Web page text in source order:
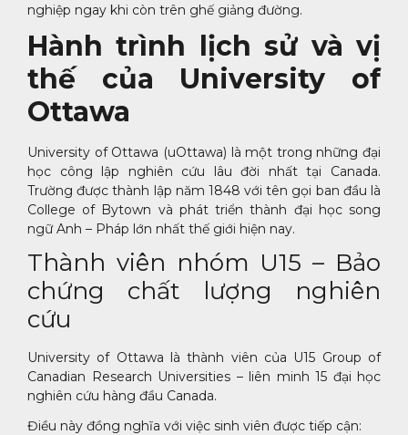
nghiệp ngay khi còn trên ghế giảng đường.
Hành trình lịch sử và vị
thế của University of
Ottawa
University of Ottawa (uOttawa) là một trong những đại
học công lập nghiên cứu lâu đời nhất tại Canada.
Trường được thành lập năm 1848 với tên gọi ban đầu là
College of Bytown và phát triển thành đại học song
ngữ Anh – Pháp lớn nhất thế giới hiện nay.
Thành viên nhóm U15 – Bảo
chứng chất lượng nghiên
cứu
University of Ottawa là thành viên của U15 Group of
Canadian Research Universities – liên minh 15 đại học
nghiên cứu hàng đầu Canada.
Điều này đồng nghĩa với việc sinh viên được tiếp cận: